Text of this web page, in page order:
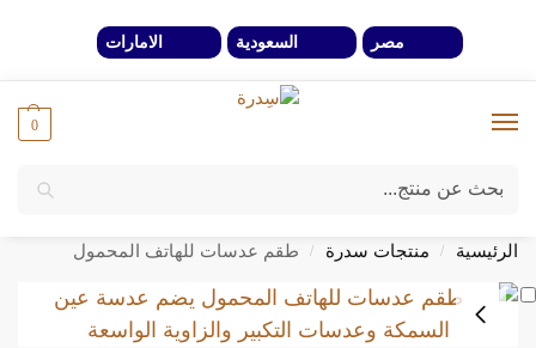
مصر السعودية الامارات
0
خصومات 40% لفترة محدوة وحتي نفاذ الكمية
الرئيسية / منتجات سدرة / طقم عدسات للهاتف المحمول